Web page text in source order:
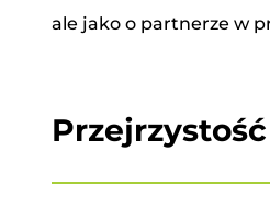
ale jako o partnerze w